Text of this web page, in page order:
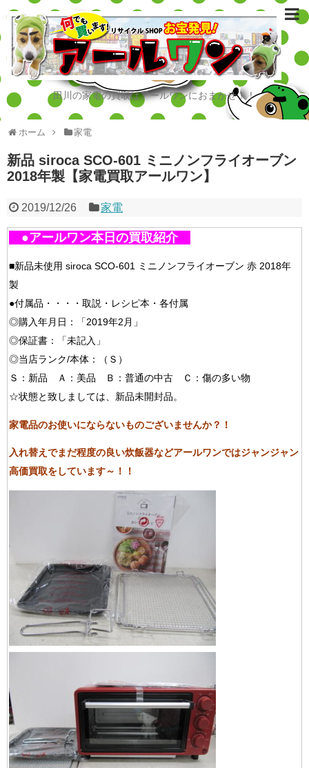
田川の家電の買取はアールワンにおまかせ！！
ホーム 家電
新品 siroca SCO-601 ミニノンフライオーブン
2018年製【家電買取アールワン】
2019/12/26 家電
●アールワン本日の買取紹介
■新品未使用 siroca SCO-601 ミニノンフライオーブン 赤 2018年
製
●付属品・・・・取説・レシピ本・各付属
◎購入年月日：「2019年2月」
◎保証書：「未記入」
◎当店ランク/本体：（Ｓ）
Ｓ：新品 Ａ：美品 Ｂ：普通の中古 Ｃ：傷の多い物
☆状態と致しましては、新品未開封品。
家電品のお使いにならないものございませんか？！
入れ替えでまだ程度の良い炊飯器などアールワンではジャンジャン
高価買取をしています～！！